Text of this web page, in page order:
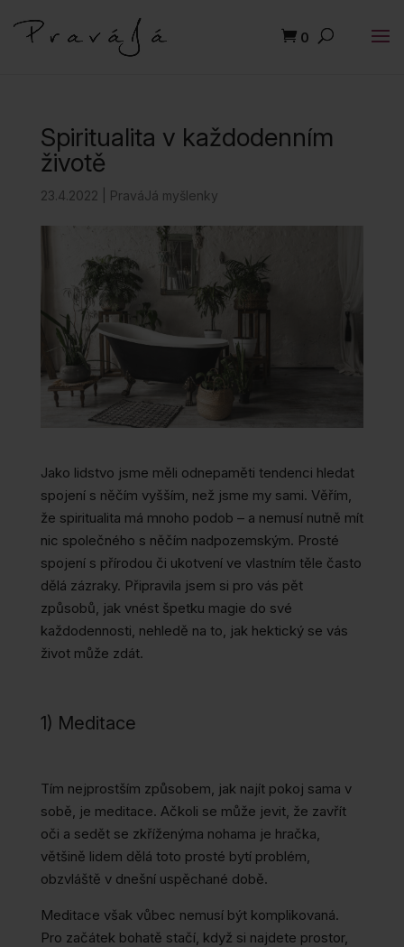
0
Spiritualita v každodenním
životě
23.4.2022 PraváJá myšlenky
Jako lidstvo jsme měli odnepaměti tendenci hledat
spojení s něčím vyšším, než jsme my sami. Věřím,
že spiritualita má mnoho podob – a nemusí nutně mít
nic společného s něčím nadpozemským. Prosté
spojení s přírodou či ukotvení ve vlastním těle často
dělá zázraky. Připravila jsem si pro vás pět
způsobů, jak vnést špetku magie do své
každodennosti, nehledě na to, jak hektický se vás
život může zdát.
1) Meditace
Tím nejprostším způsobem, jak najít pokoj sama v
sobě, je meditace. Ačkoli se může jevit, že zavřít
oči a sedět se zkříženýma nohama je hračka,
většině lidem dělá toto prosté bytí problém,
obzvláště v dnešní uspěchané době.
Meditace však vůbec nemusí být komplikovaná.
Pro začátek bohatě stačí, když si najdete prostor,